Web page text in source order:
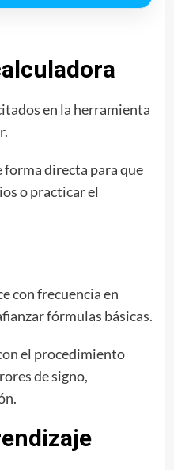
en la herramienta
forma directa para que
o practicar el
con frecuencia en
fórmulas básicas.
el procedimiento
de signo,